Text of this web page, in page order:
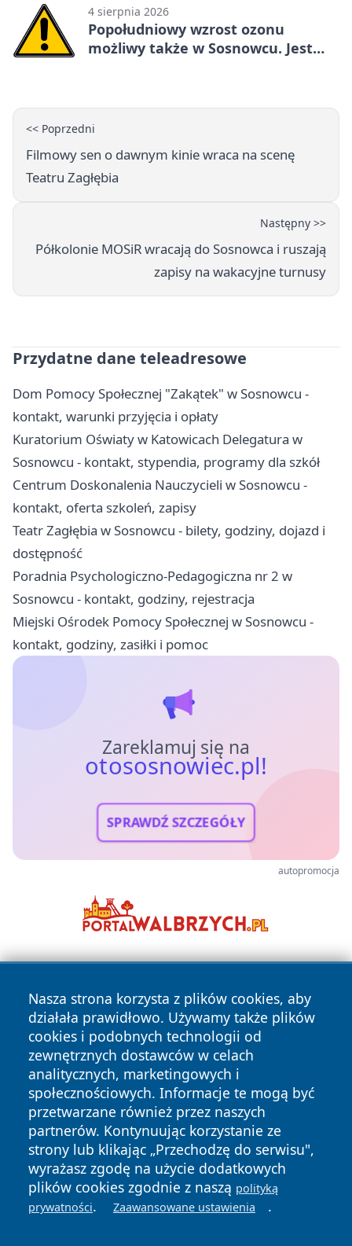
4 sierpnia 2026
Popołudniowy wzrost ozonu
możliwy także w Sosnowcu. Jest
<< Poprzedni
Filmowy sen o dawnym kinie wraca na scenę
Teatru Zagłębia
Następny >>
Półkolonie MOSiR wracają do Sosnowca i ruszają
zapisy na wakacyjne turnusy
Przydatne dane teleadresowe
Dom Pomocy Społecznej "Zakątek" w Sosnowcu -
kontakt, warunki przyjęcia i opłaty
Kuratorium Oświaty w Katowicach Delegatura w
Sosnowcu - kontakt, stypendia, programy dla szkół
Centrum Doskonalenia Nauczycieli w Sosnowcu -
kontakt, oferta szkoleń, zapisy
Teatr Zagłębia w Sosnowcu - bilety, godziny, dojazd i
dostępność
Poradnia Psychologiczno-Pedagogiczna nr 2 w
Sosnowcu - kontakt, godziny, rejestracja
Miejski Ośrodek Pomocy Społecznej w Sosnowcu -
kontakt, godziny, zasiłki i pomoc
Zareklamuj się na
otososnowiec.pl!
SPRAWDŹ SZCZEGÓŁY
autopromocja
Nasza strona korzysta z plików cookies, aby
działała prawidłowo. Używamy także plików
cookies i podobnych technologii od
zewnętrznych dostawców w celach
analitycznych, marketingowych i
społecznościowych. Informacje te mogą być
przetwarzane również przez naszych
partnerów. Kontynuując korzystanie ze
strony lub klikając „Przechodzę do serwisu",
wyrażasz zgodę na użycie dodatkowych
plików cookies zgodnie z naszą polityką
prywatności. Zaawansowane ustawienia .
Copyright © 2026 otososnowiec.pl Wszystkie prawa
zastrzeżone.
News Autorzy
Polityka
Prywatności
Polityka
Cookies